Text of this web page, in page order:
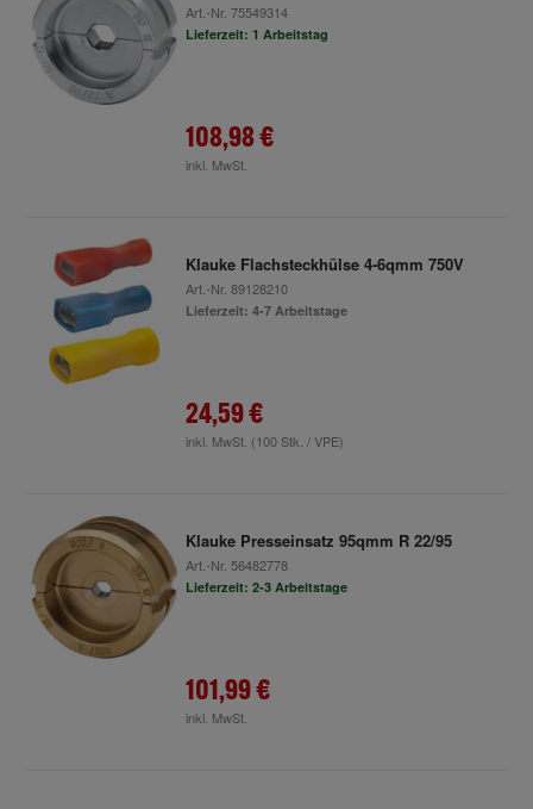
Art.-Nr. 75549314
Lieferzeit: 1 Arbeitstag
108,98 €
inkl. MwSt.
Klauke Flachsteckhülse 4-6qmm 750V
Art.-Nr. 89128210
Lieferzeit: 4-7 Arbeitstage
24,59 €
inkl. MwSt. (100 Stk. / VPE)
Klauke Presseinsatz 95qmm R 22/95
Art.-Nr. 56482778
Lieferzeit: 2-3 Arbeitstage
101,99 €
inkl. MwSt.